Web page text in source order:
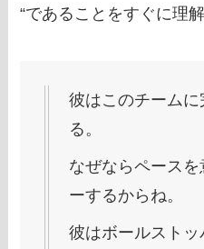
“であることをすぐに理
彼はこのチーム
る。
なぜならペース
ーするからね。
彼はボールストッ